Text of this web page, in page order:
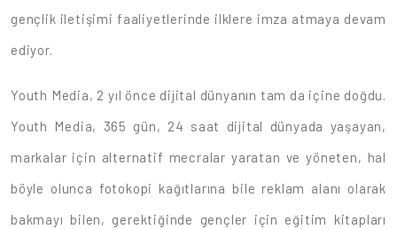
gençlik iletişimi faaliyetlerinde ilklere imza atmaya devam
ediyor.
Youth Media, 2 yıl önce dijital dünyanın tam da içine doğdu.
Youth Media, 365 gün, 24 saat dijital dünyada yaşayan,
markalar için alternatif mecralar yaratan ve yöneten, hal
böyle olunca fotokopi kağıtlarına bile reklam alanı olarak
bakmayı bilen, gerektiğinde gençler için eğitim kitapları